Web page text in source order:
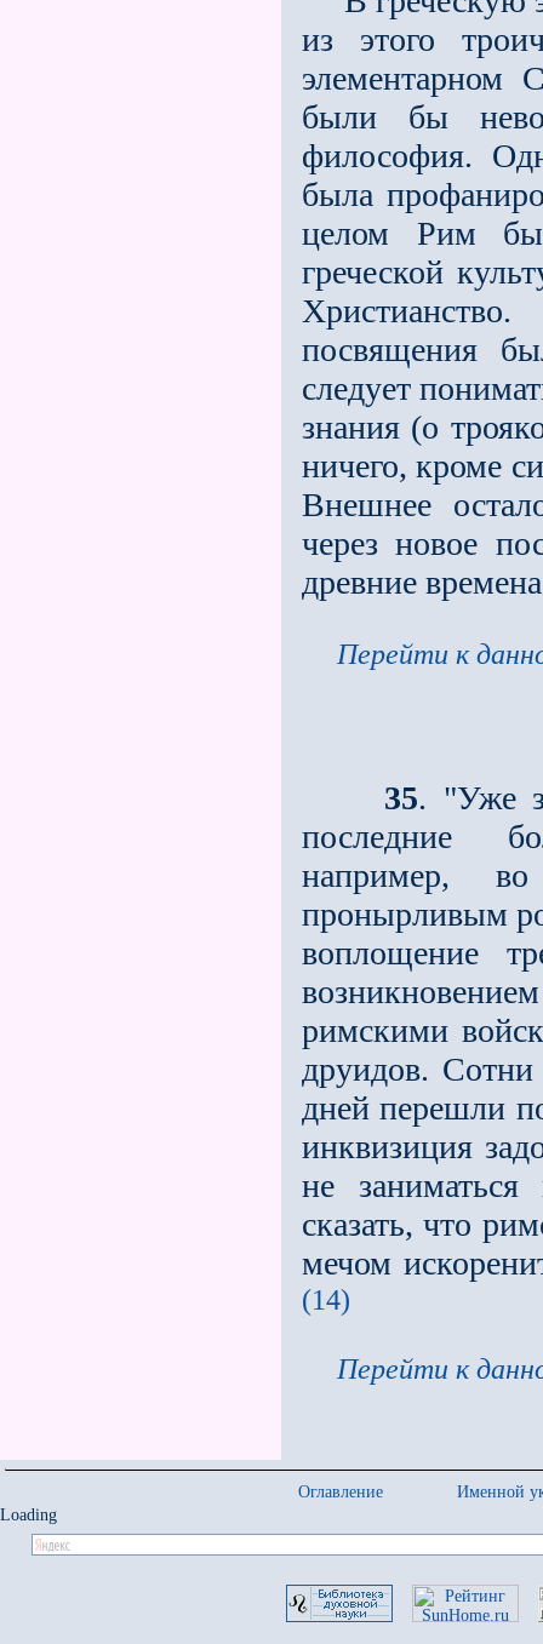
из этого
элементарном
были бы
философия.
была
целом Рим
греческой
посвящения
следует
знания (о
ничего, кроме
Внешнее
через новое
древние
Перейти к
35. "Уже
последние
например,
пронырливым
воплощение
римскими
друидов.
дней пере­шли
инквизиция
не заниматься
сказать, что
мечом
(14)
Перейти к
Оглавление
Именной
Loading